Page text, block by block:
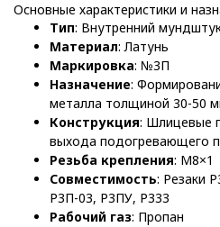
Основные характеристики и
Тип: Внутренний
Материал: Латунь
Маркировка: №3П
Назначение:
металла толщиной 30-50
Конструкция: Шлицевые
выхода подогревающего
Резьба крепления: М8×1
Совместимость: Резаки
Р3П-03, Р3ПУ, Р333
Рабочий газ: Пропан